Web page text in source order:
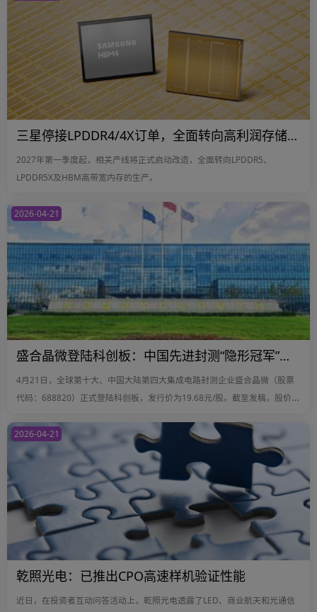
三星停接LPDDR4/4X订单，全面转向高利润存储芯片
2027年第一季度起，相关产线将正式启动改造，全面转向LPDDR5、
LPDDR5X及HBM高带宽内存的生产。
盛合晶微登陆科创板：中国先进封测“隐形冠军”站上AI算力风口
4月21日，全球第十大、中国大陆第四大集成电路封测企业盛合晶微（股票
代码：688820）正式登陆科创板，发行价为19.68元/股。截至发稿，股价报
2026-04-21
乾照光电：已推出CPO高速样机验证性能
近日，在投资者互动问答活动上，乾照光电透露了LED、商业航天和光通信
2026-04-21